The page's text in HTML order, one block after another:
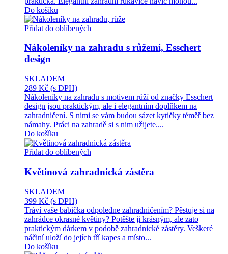
Do košíku
Přidat do oblíbených
Nákoleníky na zahradu s růžemi, Esschert
design
SKLADEM
289 Kč (s DPH)
Nákoleníky na zahradu s motivem růží od značky Esschert
design jsou praktickým, ale i elegantním doplňkem na
zahradničení. S nimi se vám budou sázet kytičky téměř bez
námahy. Práci na zahradě si s nim užijete....
Do košíku
Přidat do oblíbených
Květinová zahradnická zástěra
SKLADEM
399 Kč (s DPH)
Tráví vaše babička odpoledne zahradničením? Pěstuje si na
zahrádce okrasné květiny? Potěšte ji krásným, ale zato
praktickým dárkem v podobě zahradnické zástěry. Veškeré
náčiní uloží do jejích tří kapes a místo...
Do košíku